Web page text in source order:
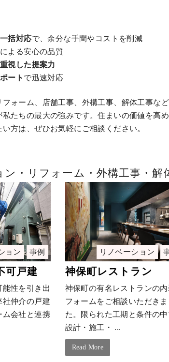
括対応で、余分な手間やコストを削減
による安心の品質
視した提案力
ート で迅速対応
フォーム、店舗工事、外構工事、解体工事な
私たちの最大の強みです。住まいの価値を高
方は、ぜひお気軽にご相談ください。
・リフォーム・外構工事・解
ョン 事例
可戸建
性を引き出
社仲介の戸建
ム会社と連携
リノベーション
神保町レストラン
神保町の有名レストランの内
フォームをご相談いただきま
た。限られた工期と条件の中
設計・施工・ ...
Read More